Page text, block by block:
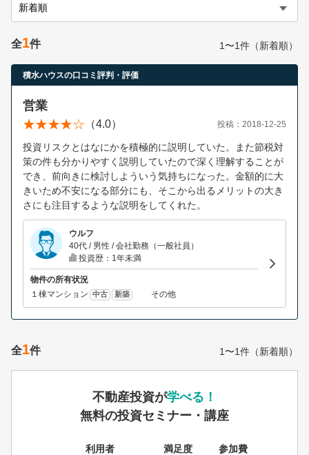
全1件 1〜1件（新着順）
積水ハウスの口コミ評判・評価
営業
（4.0） 投稿：2018-12-25
投資リスクとはなにかを積極的に説明していた。また節税対
策の件も分かりやすく説明していたので深く理解することが
でき、前向きに検討しよういう気持ちになった。金額的に大
きいため不安になる部分にも、そこから出るメリットの大き
さにも注目するような説明をしてくれた。
ウルフ
40代 / 男性 / 会社勤務（一般社員）
投資歴：1年未満
物件の所有状況
１棟マンション 中古 新築 その他
全1件 1〜1件（新着順）
不動産投資が学べる！
無料の投資セミナー・講座
利用者 満足度 参加費